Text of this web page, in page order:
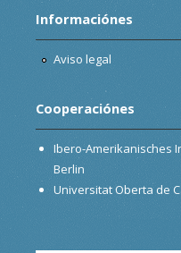
Informaciónes
Aviso legal
Cooperaciónes
Ibero-Amerikanisches
Berlin
Universitat Oberta de